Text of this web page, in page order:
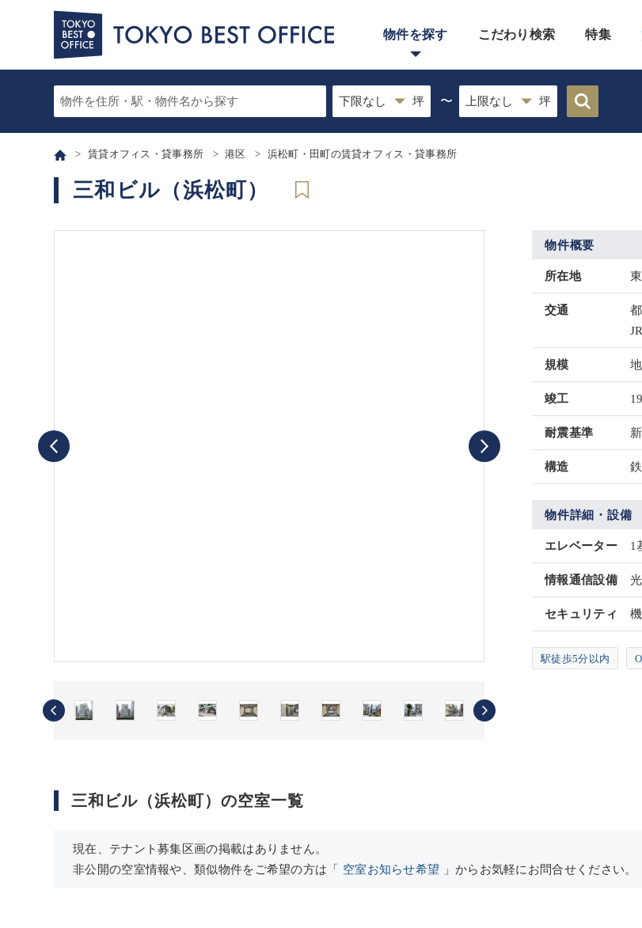
物件を探す こだわり検索 特集
〜
賃貸オフィス・貸事務所 港区 浜松町・田町の賃貸オフィス・貸事務所
三和ビル（浜松町）
物件概要
所在地
交通
規模
竣工
耐震基準
構造
物件詳細・設備
エレベーター 1
情報通信設備
セキュリティ
駅徒歩5分以内
三和ビル（浜松町）の空室一覧
現在、テナント募集区画の掲載はありません。
非公開の空室情報や、類似物件をご希望の方は「 空室お知らせ希望 」からお気軽にお問合せください。